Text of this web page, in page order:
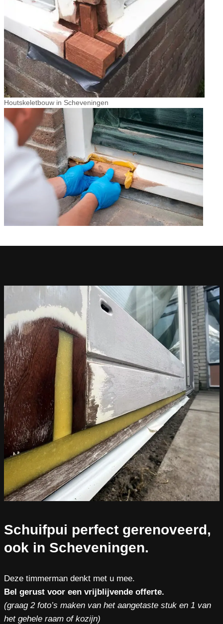
Houtskeletbouw in Scheveningen
Schuifpui perfect gerenoveerd,
ook in Scheveningen.
Deze timmerman denkt met u mee.
Bel gerust voor een vrijblijvende offerte.
(graag 2 foto’s maken van het aangetaste stuk en 1 van
het gehele raam of kozijn)